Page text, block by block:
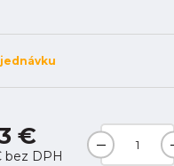
€
bez DPH